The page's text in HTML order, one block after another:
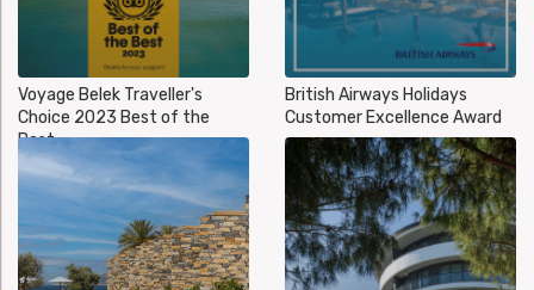
Voyage Belek Traveller's
Choice 2023 Best of the
Best
British Airways Holidays
Customer Excellence Award